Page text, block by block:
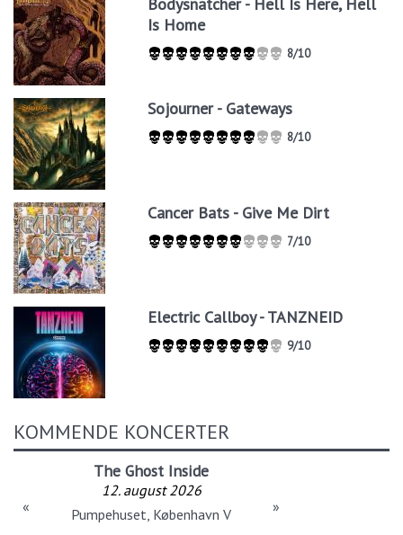
Bodysnatcher - Hell Is Here, Hell
Is Home
8/10
Sojourner - Gateways
8/10
Cancer Bats - Give Me Dirt
7/10
Electric Callboy - TANZNEID
9/10
KOMMENDE KONCERTER
The Ghost Inside
12. august 2026
Pumpehuset, København V
« »